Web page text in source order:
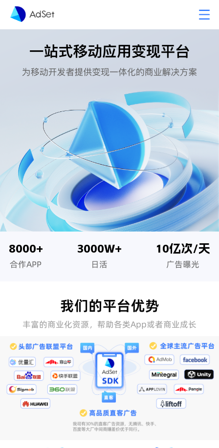
8000+
合作APP
3000W+
日活
10亿次/天
广告曝光
我们的平台优势
丰富的商业化资源，帮助各类App或者商业成长